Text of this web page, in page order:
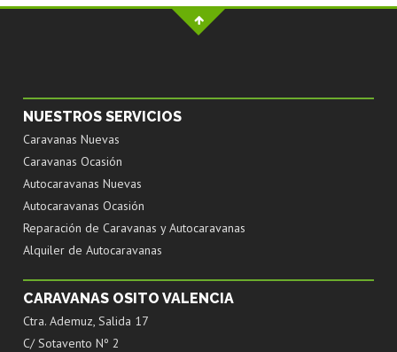
NUESTROS SERVICIOS
Caravanas Nuevas
Caravanas Ocasión
Autocaravanas Nuevas
Autocaravanas Ocasión
Reparación de Caravanas y Autocaravanas
Alquiler de Autocaravanas
CARAVANAS OSITO VALENCIA
Ctra. Ademuz, Salida 17
C/ Sotavento Nº 2